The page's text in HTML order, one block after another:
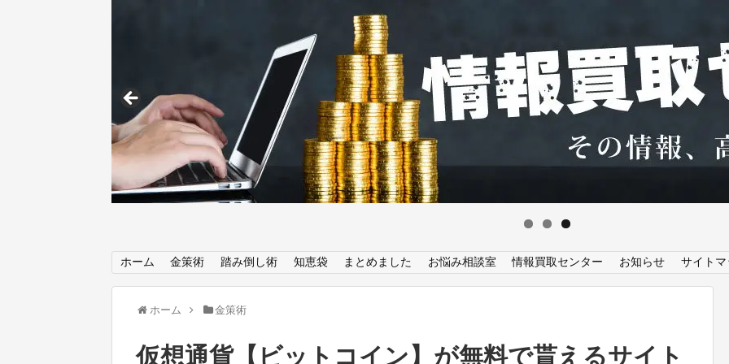
ホーム 金策術 踏み倒し術 知恵袋 まとめました お悩み相談室 情報買取センター お知らせ サイトマ
ホーム 金策術
仮想通貨【ビットコイン】が無料で貰えるサイト